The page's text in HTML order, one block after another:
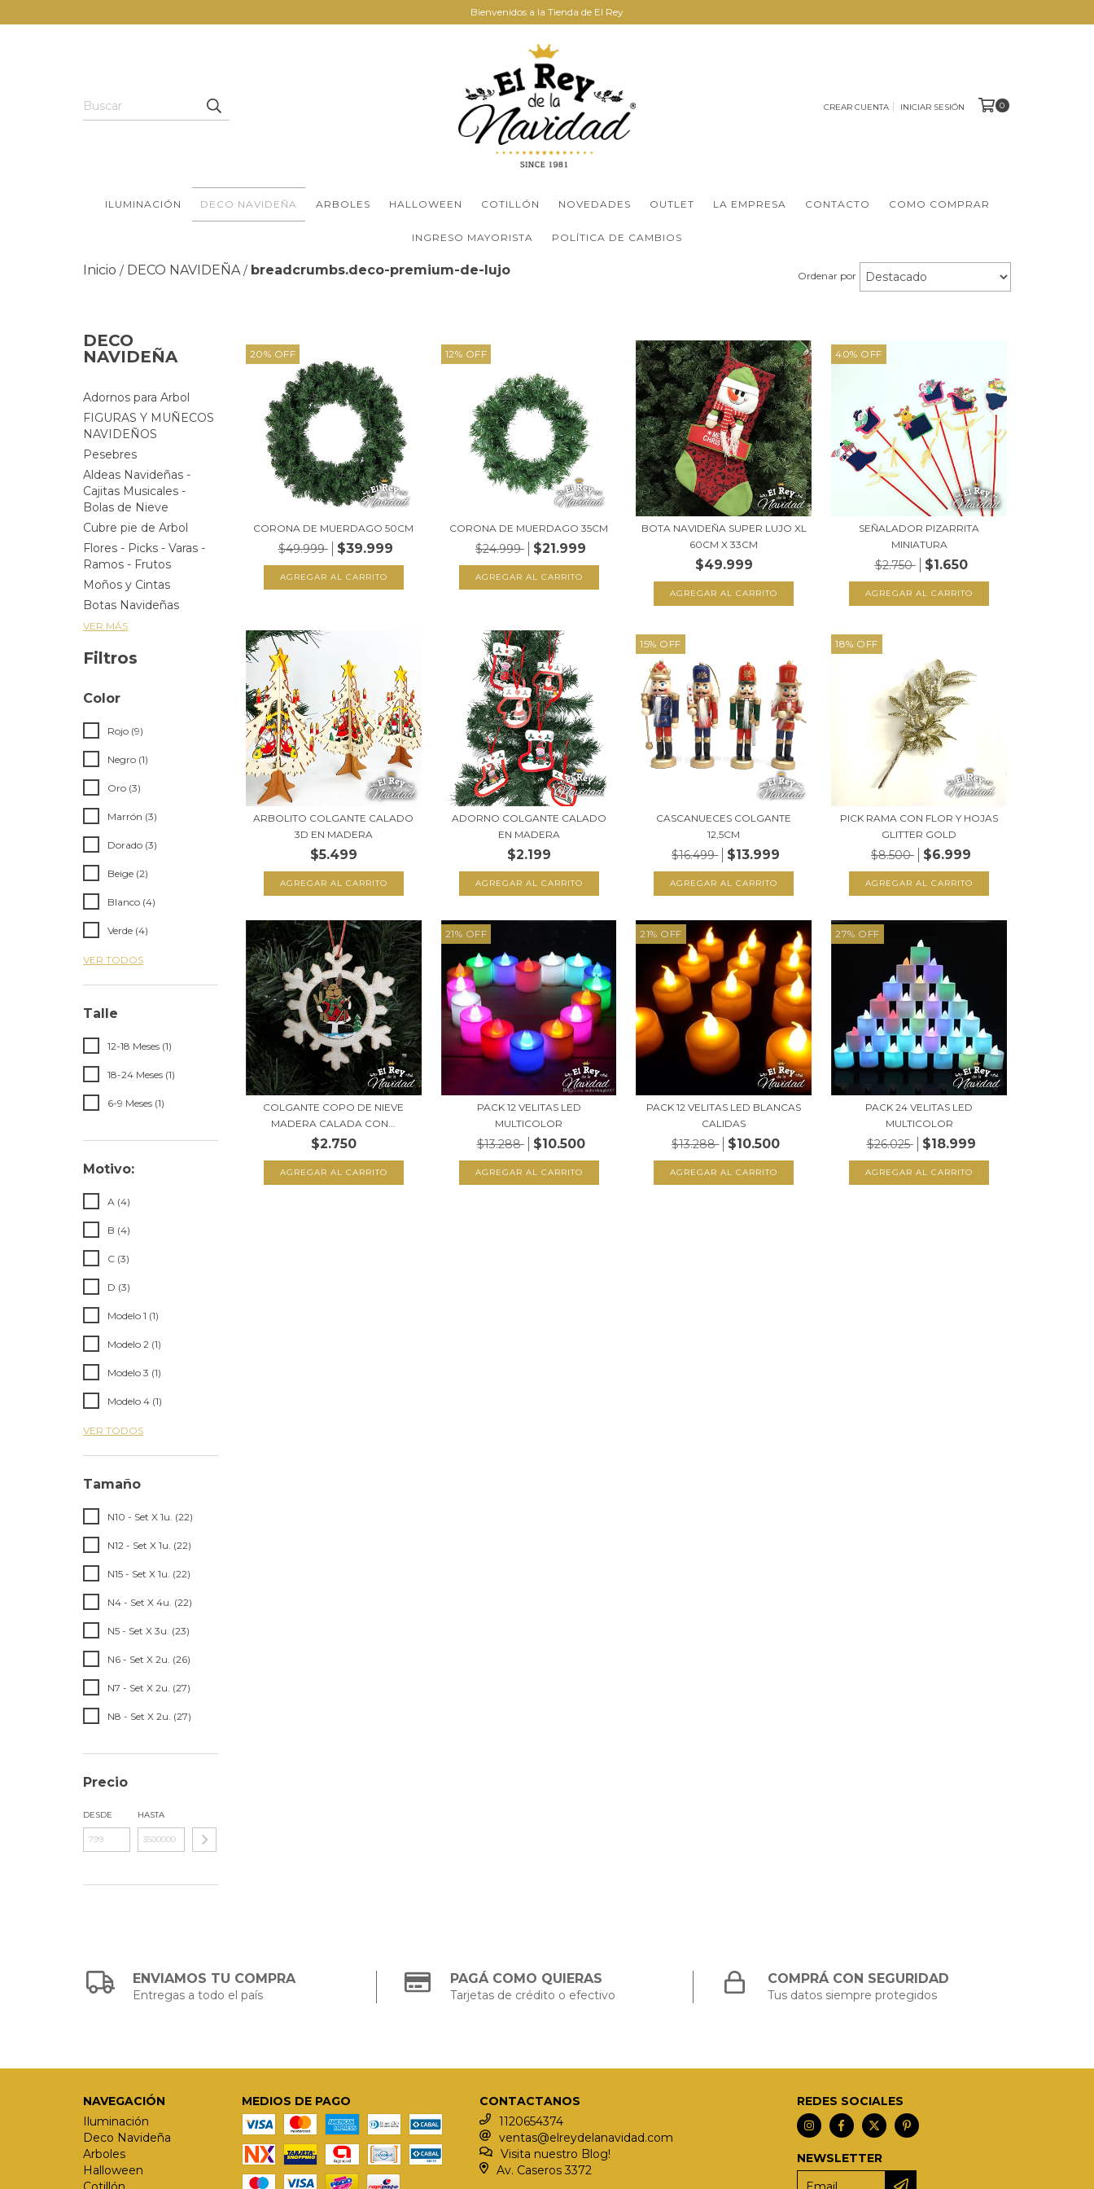
Bienvenidos a la Tienda de El Rey
CREAR CUENTA INICIAR SESIÓN 0
ILUMINACIÓN DECO NAVIDEÑA ARBOLES HALLOWEEN COTILLÓN NOVEDADES OUTLET LA EMPRESA CONTACTO COMO COMPRAR
INGRESO MAYORISTA POLÍTICA DE CAMBIOS
Inicio / DECO NAVIDEÑA / breadcrumbs.deco-premium-de-lujo Ordenar por
DECO
NAVIDEÑA
Adornos para Arbol
FIGURAS Y MUÑECOS
NAVIDEÑOS
Pesebres
Aldeas Navideñas -
Cajitas Musicales -
Bolas de Nieve
Cubre pie de Arbol
Flores - Picks - Varas -
Ramos - Frutos
Moños y Cintas
Botas Navideñas
VER MÁS
Filtros
Color
Rojo (9)
Negro (1)
Oro (3)
Marrón (3)
Dorado (3)
Beige (2)
Blanco (4)
Verde (4)
VER TODOS
Talle
12-18 Meses (1)
18-24 Meses (1)
6-9 Meses (1)
Motivo:
A (4)
B (4)
C (3)
D (3)
Modelo 1 (1)
Modelo 2 (1)
Modelo 3 (1)
Modelo 4 (1)
VER TODOS
Tamaño
N10 - Set X 1u. (22)
N12 - Set X 1u. (22)
N15 - Set X 1u. (22)
N4 - Set X 4u. (22)
N5 - Set X 3u. (23)
N6 - Set X 2u. (26)
N7 - Set X 2u. (27)
N8 - Set X 2u. (27)
Precio
DESDE HASTA
20% OFF
CORONA DE MUERDAGO 50CM
$49.999 $39.999
12% OFF
CORONA DE MUERDAGO 35CM
$24.999 $21.999
BOTA NAVIDEÑA SUPER LUJO XL
60CM X 33CM
$49.999
40% OFF
SEÑALADOR PIZARRITA
MINIATURA
$2.750 $1.650
ARBOLITO COLGANTE CALADO
3D EN MADERA
$5.499
ADORNO COLGANTE CALADO
EN MADERA
$2.199
15% OFF
CASCANUECES COLGANTE
12,5CM
$16.499 $13.999
18% OFF
PICK RAMA CON FLOR Y HOJAS
GLITTER GOLD
$8.500 $6.999
COLGANTE COPO DE NIEVE
MADERA CALADA CON...
$2.750
21% OFF
PACK 12 VELITAS LED
MULTICOLOR
$13.288 $10.500
21% OFF
PACK 12 VELITAS LED BLANCAS
CALIDAS
$13.288 $10.500
27% OFF
PACK 24 VELITAS LED
MULTICOLOR
$26.025 $18.999
ENVIAMOS TU COMPRA
Entregas a todo el país
PAGÁ COMO QUIERAS
Tarjetas de crédito o efectivo
COMPRÁ CON SEGURIDAD
Tus datos siempre protegidos
NAVEGACIÓN
Iluminación
Deco Navideña
Arboles
Halloween
MEDIOS DE PAGO
CONTACTANOS
1120654374
ventas@elreydelanavidad.com
Visita nuestro Blog!
Av. Caseros 3372
REDES SOCIALES
NEWSLETTER